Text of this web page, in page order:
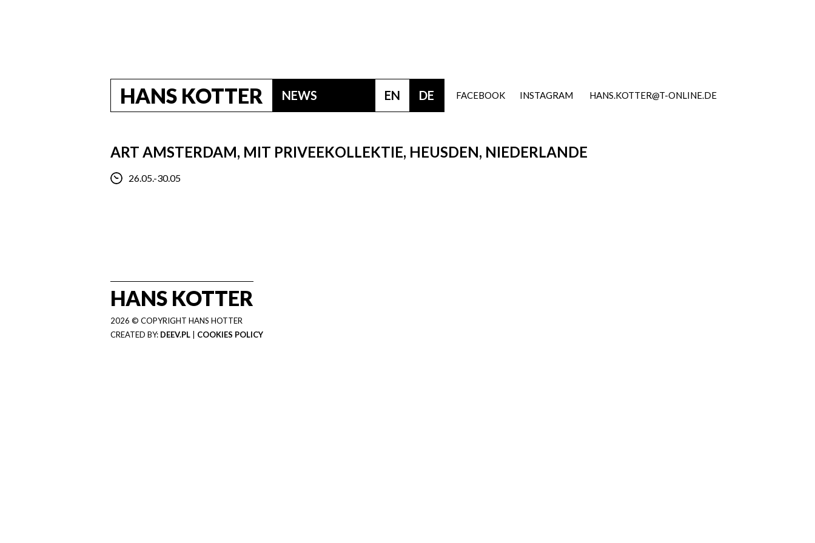
HANS KOTTER NEWS DE
EN INSTAGRAM
FACEBOOK HANS.KOTTER@T-ONLINE.DE
ART AMSTERDAM, MIT PRIVEEKOLLEKTIE, HEUSDEN, NIEDERLANDE
26.05.-30.05
HANS KOTTER
2026 © COPYRIGHT HANS HOTTER
CREATED BY: DEEV.PL COOKIES POLICY